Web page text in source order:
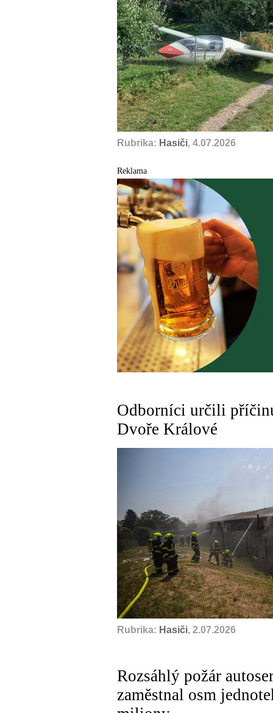
Rubrika: Hasiči, 4.07.2026
Reklama
Odborníci určili
Dvoře Králové
Rubrika: Hasiči, 2.07.2026
Rozsáhlý požár
zaměstnal osm